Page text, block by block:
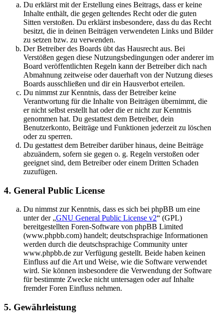
Du erklärst mit der Erstellung eines Beitrags, dass er keine
Inhalte enthält, die gegen geltendes Recht oder die guten
Sitten verstoßen. Du erklärst insbesondere, dass du das Recht
besitzt, die in deinen Beiträgen verwendeten Links und Bilder
zu setzen bzw. zu verwenden.
Der Betreiber des Boards übt das Hausrecht aus. Bei
Verstößen gegen diese Nutzungsbedingungen oder anderer im
Board veröffentlichten Regeln kann der Betreiber dich nach
Abmahnung zeitweise oder dauerhaft von der Nutzung dieses
Boards ausschließen und dir ein Hausverbot erteilen.
Du nimmst zur Kenntnis, dass der Betreiber keine
Verantwortung für die Inhalte von Beiträgen übernimmt, die
er nicht selbst erstellt hat oder die er nicht zur Kenntnis
genommen hat. Du gestattest dem Betreiber, dein
Benutzerkonto, Beiträge und Funktionen jederzeit zu löschen
oder zu sperren.
Du gestattest dem Betreiber darüber hinaus, deine Beiträge
abzuändern, sofern sie gegen o. g. Regeln verstoßen oder
geeignet sind, dem Betreiber oder einem Dritten Schaden
zuzufügen.
4. General Public License
Du nimmst zur Kenntnis, dass es sich bei phpBB um eine
unter der „GNU General Public License v2“ (GPL)
bereitgestellten Foren-Software von phpBB Limited
(www.phpbb.com) handelt; deutschsprachige Informationen
werden durch die deutschsprachige Community unter
www.phpbb.de zur Verfügung gestellt. Beide haben keinen
Einfluss auf die Art und Weise, wie die Software verwendet
wird. Sie können insbesondere die Verwendung der Software
für bestimmte Zwecke nicht untersagen oder auf Inhalte
fremder Foren Einfluss nehmen.
5. Gewährleistung